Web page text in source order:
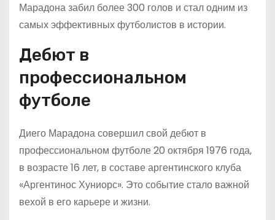
Марадона забил более 300 голов и стал одним из
самых эффективных футболистов в истории.
Дебют в
профессиональном
футболе
Диего Марадона совершил свой дебют в
профессиональном футболе 20 октября 1976 года,
в возрасте 16 лет, в составе аргентинского клуба
«Аргентинос Хуниорс». Это событие стало важной
вехой в его карьере и жизни.